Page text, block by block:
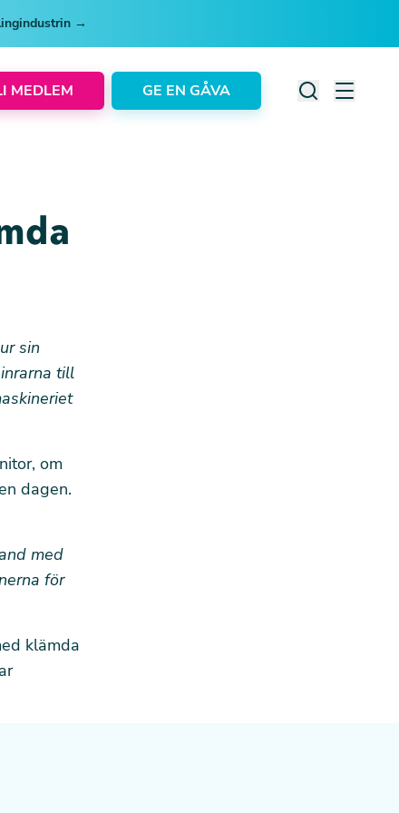
→
MEDLEM GE EN GÅVA
sin
till
, om
dagen.
med
för
klämda